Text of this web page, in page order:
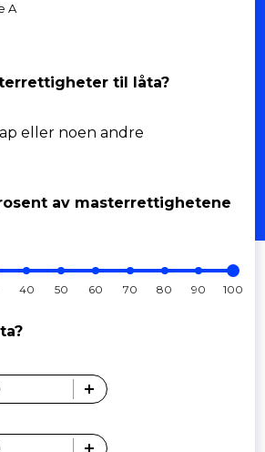
A
til låta?
eller noen andre
av masterrettighetene
40 50 60 70 80 90 100